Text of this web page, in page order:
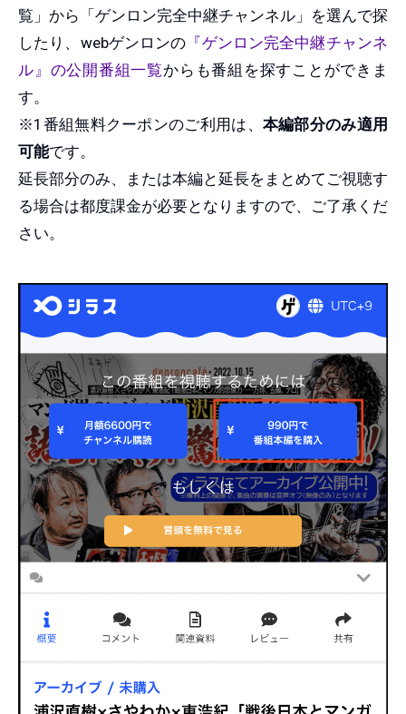
覧」から「ゲンロン完全中継チャンネル」を選んで探
したり、webゲンロンの 『ゲンロン完全中継チャンネ
ル』の公開番組一覧からも番組を探すことができま
す。
※1番組無料クーポンのご利用は、 本編部分のみ適用
可能です。
延長部分のみ、または本編と延長をまとめてご視聴す
る場合は都度課金が必要となりますので、ご了承くだ
さい。